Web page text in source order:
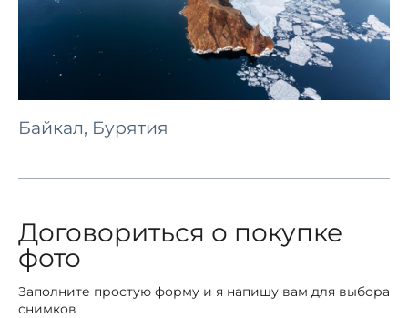
Байкал, Бурятия
Договориться о покупке
фото
Заполните простую форму и я напишу вам для выбора
снимков